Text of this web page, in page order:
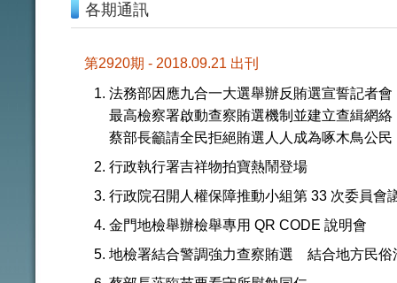
各期通訊
第2920期 - 2018.09.21 出刊
法務部因應九合一大選舉辦反賄選宣誓記者會
最高檢察署啟動查察賄選機制並建立查緝網絡
蔡部長籲請全民拒絕賄選人人成為啄木鳥公民
行政執行署吉祥物拍寶熱鬧登場
行政院召開人權保障推動小組第 33 次委員會
金門地檢舉辦檢舉專用 QR CODE 說明會
地檢署結合警調強力查察賄選 結合地方民俗